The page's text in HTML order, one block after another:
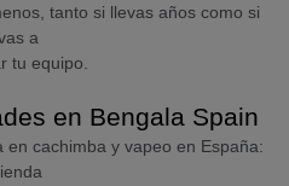
tanto si llevas años como si
a
tu equipo.
en Bengala Spain
cachimba y vapeo en España: